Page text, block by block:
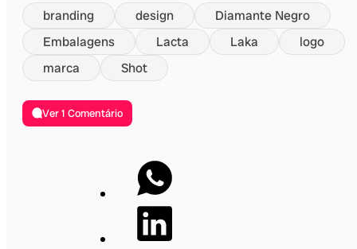
branding design
Diamante Negro
Embalagens
Lacta Laka
logo
marca
Shot
Ver 1 Comentário